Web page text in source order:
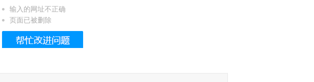
它到底有多美？
输入的网址不正确
页面已被删除